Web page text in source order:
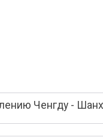
Ченгду -